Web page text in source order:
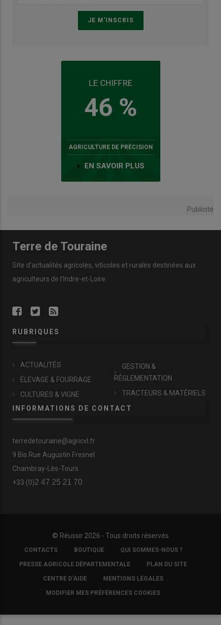
LE CHIFFRE
46 %
AGRICULTURE DE PRÉCISION
EN SAVOIR PLUS
Publicité
Terre de Touraine
Site d'actualités agricoles, viticoles et rurales destinées aux
agriculteurs de l'Indre-et-Loire.
RUBRIQUES
ACTUALITÉS
ÉLEVAGE & FOURRAGE
CULTURES & VIGNE
GESTION &
RÉGLEMENTATION
TRACTEURS & MATÉRIELS
INFORMATIONS DE CONTACT
terredetouraine@agricvl.fr
9 Bis Rue Augustin Fresnel
Chambray-Lès-Tours
+33 (0)2 47 25 21 70
© Réussir 2026 - Tous droits réservés
FOOTER
COPYRIGHT
CONTACTS BOUTIQUE QUI SOMMES-NOUS ?
PRESSE AGRICOLE DÉPARTEMENTALE PLAN DU SITE
CENTRE D'AIDE MENTIONS LÉGALES
MODIFIER MES PRÉFÉRENCES COOKIES